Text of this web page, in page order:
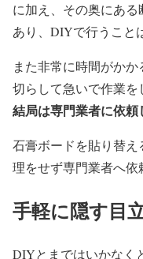
に加え、その奥にあ
あり、DIYで行うこと
また非常に時間がか
切らして急いで作業を
結局は専門業者に依頼
石膏ボードを貼り替
理をせず専門業者へ依
手軽に隠す目
DIYとまではいかなく